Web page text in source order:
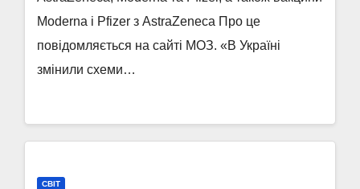
Moderna і Pfizer з AstraZeneca Про це
повідомляється на сайті МОЗ. «В Україні
змінили схеми…
СВІТ